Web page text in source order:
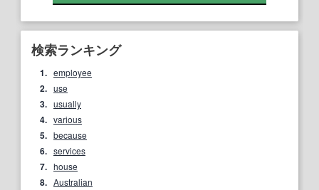
検索ランキング
1. employee
2. use
3. usually
4. various
5. because
6. services
7. house
8. Australian